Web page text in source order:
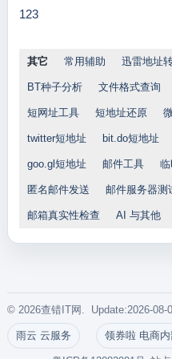
123
其它 常用辅助 迅雷地址
BT种子分析 文件格式查询
短网址工具 短地址还原
twitter短地址 bit.do短地址
goo.gl短地址 邮件工具
匿名邮件发送 邮件服务器测
邮箱真实性检查 AI 与其他
© 2026查错IT网. Update:2026-08-
雨云 云服务 领券啦 电商内